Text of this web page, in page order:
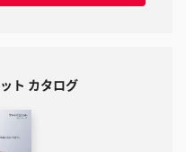
ト カタログ